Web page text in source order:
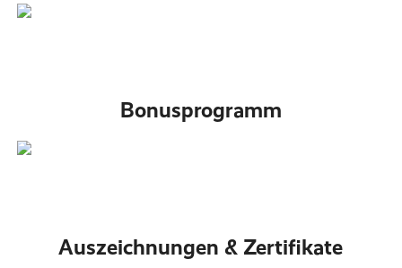
Bonusprogramm
Auszeichnungen & Zertifikate